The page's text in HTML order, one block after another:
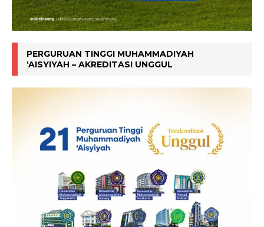
PERGURUAN TINGGI MUHAMMADIYAH
‘AISYIYAH – AKREDITASI UNGGUL